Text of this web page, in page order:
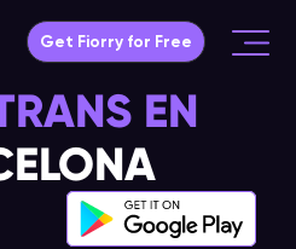
Get Fiorry for Free
Main
EN